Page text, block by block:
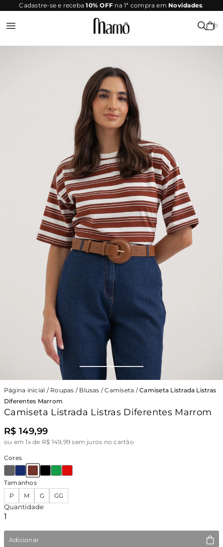
SITE
SEGURO
Cadastre-se e receba10% OFF na 1ª compra em Novidades.
0
Página inicial / Roupas / Blusas /Camiseta /Camiseta Listrada Listras
Diferentes Marrom
Camiseta Listrada Listras Diferentes Marrom
R$ 149,99
ou em 1x de R$ 149,99 sem juros no cartão
Cores
Tamanhos
P
M G GG
Quantidade
Adicionar